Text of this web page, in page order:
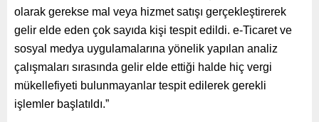
olarak gerekse mal veya hizmet satışı gerçekleştirerek
gelir elde eden çok sayıda kişi tespit edildi. e-Ticaret ve
sosyal medya uygulamalarına yönelik yapılan analiz
çalışmaları sırasında gelir elde ettiği halde hiç vergi
mükellefiyeti bulunmayanlar tespit edilerek gerekli
işlemler başlatıldı.”